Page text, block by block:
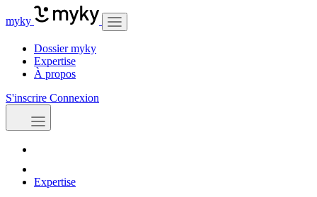
myky
Dossier myky
Expertise
À propos
S'inscrire Connexion
Expertise